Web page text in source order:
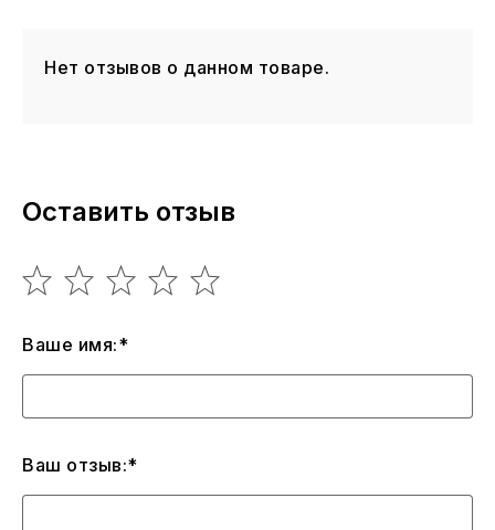
Нет отзывов о данном товаре.
Оставить отзыв
Ваше имя:*
Ваш отзыв:*